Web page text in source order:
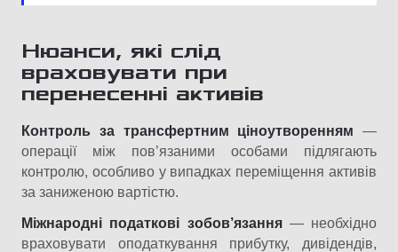
Нюанси, які слід
враховувати при
перенесенні активів
Контроль за трансфертним ціноутворенням —
операції між пов’язаними особами підлягають
контролю, особливо у випадках переміщення активів
за заниженою вартістю.
Міжнародні податкові зобов’язання— необхідно
враховувати оподаткування прибутку, дивідендів,